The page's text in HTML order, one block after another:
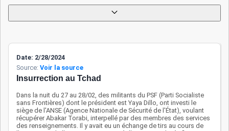
déplacement forcé.
L’absence de
au sein de la MNJTF
menaçant l’efficacité
des efforts conjoints
face à Boko Haram. En
résumé : le Tchad
demeure une cible
Appliquer Réinitialiser
Date: 2/28/2024
Source: Voir la source
Insurrection au Tchad
Dans la nuit du 27 au 28/02, des militants du PSF (Parti Socialiste
sans Frontières) dont le président est Yaya Dillo, ont investi le
siège de l'ANSE (Agence Nationale de Sécurité de l'État), voulant
récupérer Abakar Torabi, interpellé par des membres des services
des renseignements. Il y avait eu un échange de tirs au cours de